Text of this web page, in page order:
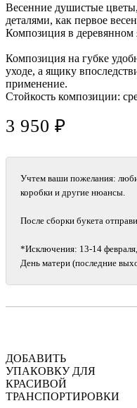
Весенние душистые
деталями, как первое
Композиция в
Композиция на губке
уходе, а ящику
применение.
Стойкость композиции:
3 950 ₽
Учтем ваши пожелания:
коробки и другие нюансы.
После сборки букета
*Исключения: 13‑14 февраля,
День матери (последние
ДОБАВИТЬ
УПАКОВКУ ДЛЯ
КРАСИВОЙ
ТРАНСПОРТИРОВКИ